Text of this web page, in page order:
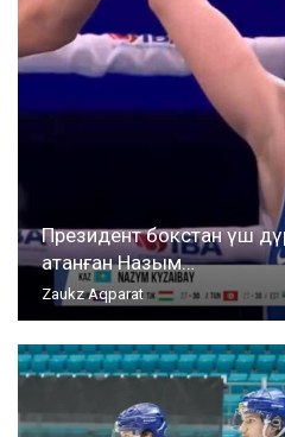
Президент бокстан үш
атанған Назым…
Zaukz Aqparat